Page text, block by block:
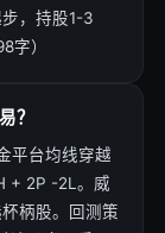
，持股1-3
字）
？
平台均线穿越
+ 2P -2L。威
柄股。回测策